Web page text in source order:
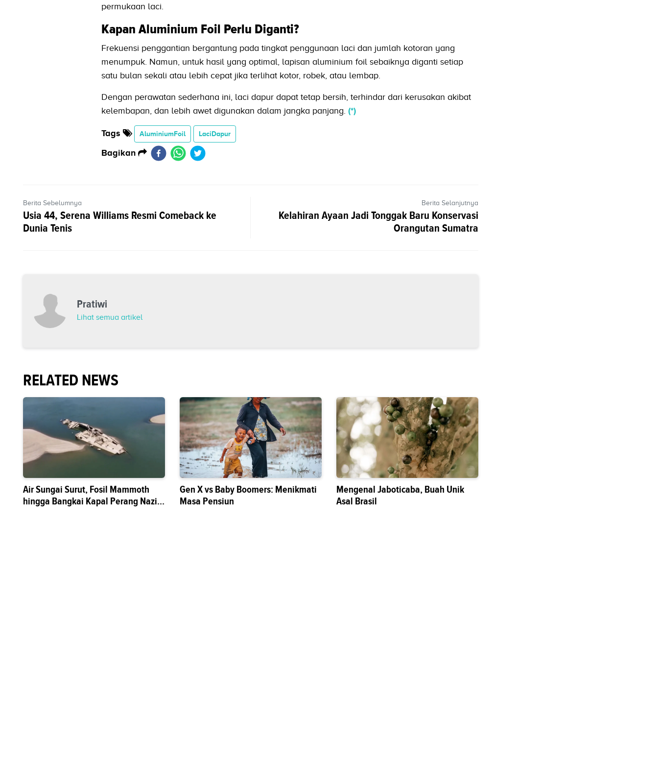
permukaan laci.
Kapan Aluminium Foil Perlu Diganti?
Frekuensi penggantian bergantung pada tingkat penggunaan laci dan jumlah kotoran yang
menumpuk. Namun, untuk hasil yang optimal, lapisan aluminium foil sebaiknya diganti setiap
satu bulan sekali atau lebih cepat jika terlihat kotor, robek, atau lembap.
Dengan perawatan sederhana ini, laci dapur dapat tetap bersih, terhindar dari kerusakan akibat
kelembapan, dan lebih awet digunakan dalam jangka panjang. (*)
Tags AluminiumFoil LaciDapur
Bagikan
Berita Sebelumnya
Usia 44, Serena Williams Resmi Comeback ke
Dunia Tenis
Berita Selanjutnya
Kelahiran Ayaan Jadi Tonggak Baru Konservasi
Orangutan Sumatra
Pratiwi
Lihat semua artikel
RELATED NEWS
Air Sungai Surut, Fosil Mammoth
hingga Bangkai Kapal Perang Nazi
Gen X vs Baby Boomers: Menikmati
Masa Pensiun
Mengenal Jaboticaba, Buah Unik
Asal Brasil